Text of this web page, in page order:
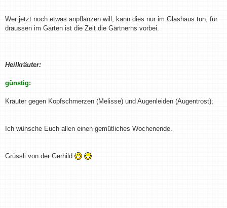
Wer jetzt noch etwas anpflanzen will, kann dies nur im Glashaus tun, für
draussen im Garten ist die Zeit die Gärtnerns vorbei.
Heilkräuter:
günstig:
Kräuter gegen Kopfschmerzen (Melisse) und Augenleiden (Augentrost);
Ich wünsche Euch allen einen gemütliches Wochenende.
Grüssli von der Gerhild